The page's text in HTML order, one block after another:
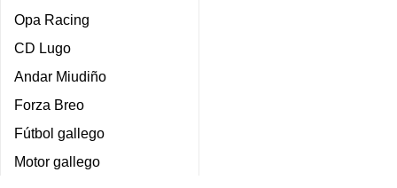
Opa Racing
CD Lugo
Andar Miudiño
Forza Breo
Fútbol gallego
Motor gallego